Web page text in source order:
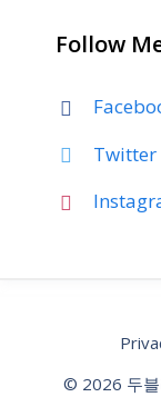
Follow
Twitter
© 2026 두